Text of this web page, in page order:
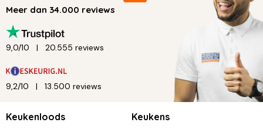
Meer dan 34.000 reviews
9,0/10 20.555 reviews
9,2/10 13.500 reviews
Keukenloods Keukens